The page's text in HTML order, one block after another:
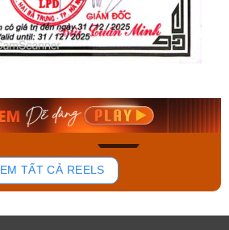
150
Casio Nam MTS-
Mua ngay
TẤT CẢ REELS